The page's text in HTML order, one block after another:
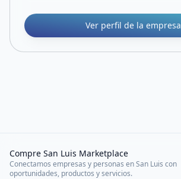
Ver perfil de la empresa
Compre San Luis Marketplace
Conectamos empresas y personas en San Luis con
oportunidades, productos y servicios.